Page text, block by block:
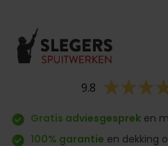
9.8
Gratis adviesgesprek en
100% garantie en dekking